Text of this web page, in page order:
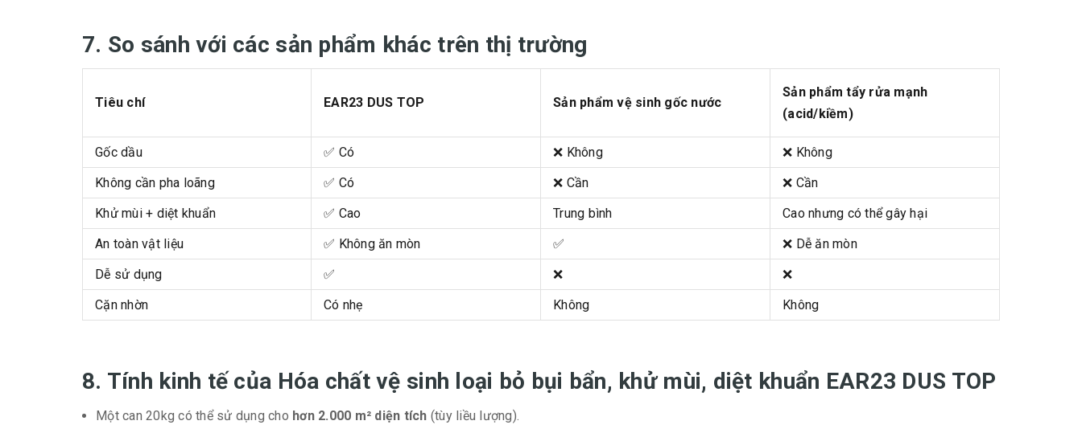
7. So sánh với các sản phẩm khác trên thị trường
Tiêu chí EAR23 DUS TOP Sản phẩm vệ sinh gốc nước
Sản phẩm tẩy rửa mạnh
(acid/kiềm)
Gốc dầu ✅ Có ❌ Không
❌ Không
Không cần pha loãng
✅ Có ❌ Cần
❌ Cần
Khử mùi + diệt khuẩn
✅ Cao Trung bình
Cao nhưng có thể gây hại
An toàn vật liệu
✅ Không ăn mòn ✅
❌ Dễ ăn mòn
Dễ sử dụng
✅ ❌
❌
Cặn nhờn
Có nhẹ Không Không
8. Tính kinh tế của Hóa chất vệ sinh loại bỏ bụi bẩn, khử mùi, diệt khuẩn EAR23 DUS TOP
Một can 20kg có thể sử dụng cho hơn 2.000 m² diện tích (tùy liều lượng).